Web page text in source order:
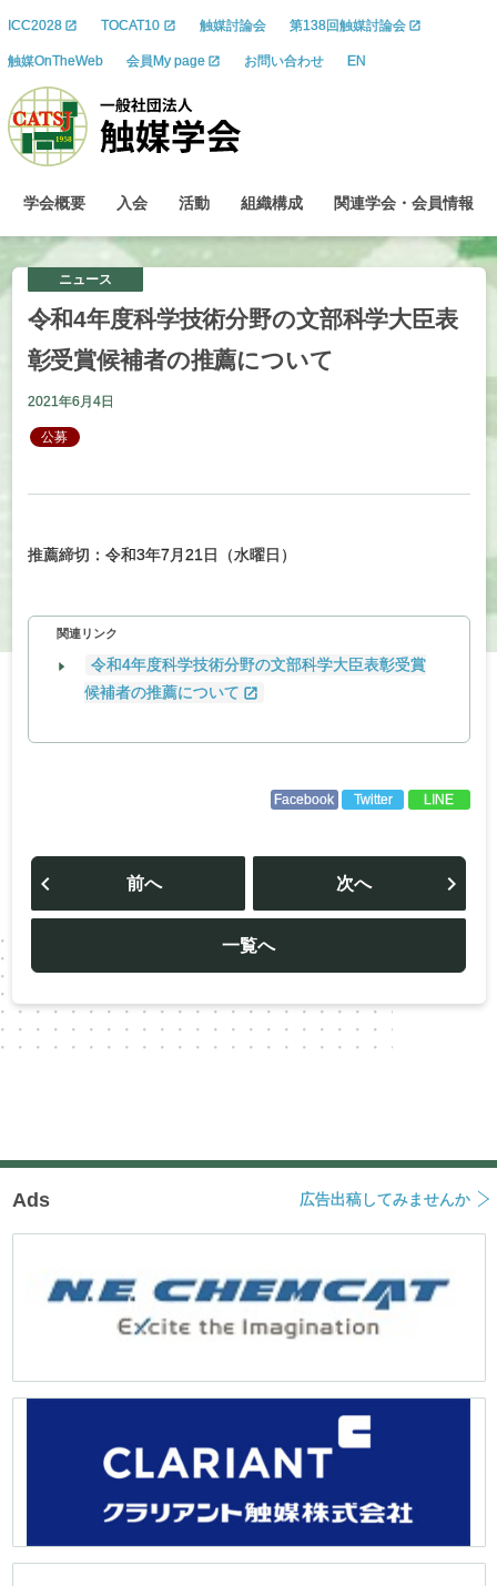
ICC2028 TOCAT10 触媒討論会 第138回触媒討論会
触媒OnTheWeb 会員My page お問い合わせ EN
学会概要 入会 活動 組織構成 関連学会 ・ 会員情報
ニュース
令和4年度科学技術分野の文部科学大臣表
彰受賞候補者の推薦について
2021年6月4日
公募
推薦締切：令和3年7月21日（水曜日）
関連リンク
令和4年度科学技術分野の文部科学大臣表彰受賞
候補者の推薦について
Facebook Twitter LINE
投
ビ
ー
シ
ョ
前へ
一覧へ
次へ
Ads 広告出稿してみませんか